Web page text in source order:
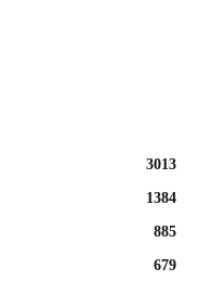
3013
1384
885
679